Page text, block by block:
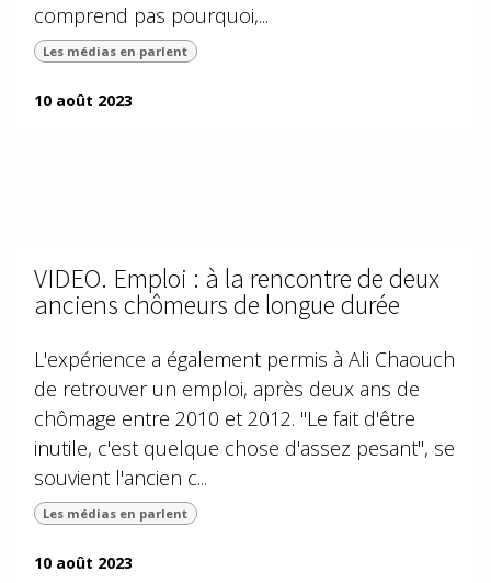
comprend pas pourquoi,...
Les médias en parlent
10 août 2023
VIDEO. Emploi : à la rencontre de deux
anciens chômeurs de longue durée
L'expérience a également permis à Ali Chaouch
de retrouver un emploi, après deux ans de
chômage entre 2010 et 2012. "Le fait d'être
inutile, c'est quelque chose d'assez pesant", se
souvient l'ancien c...
Les médias en parlent
10 août 2023